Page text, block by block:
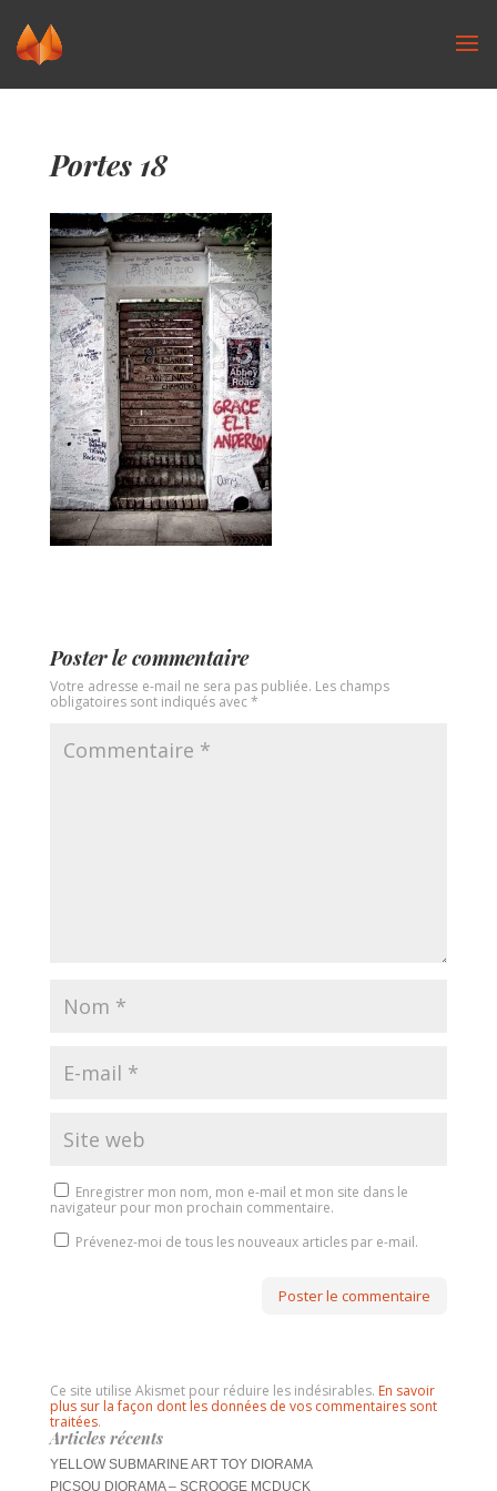
Portes 18
Poster le commentaire
Votre adresse e-mail ne sera pas publiée. Les champs
obligatoires sont indiqués avec*
Enregistrer mon nom, mon e-mail et mon site dans le
navigateur pour mon prochain commentaire.
Prévenez-moi de tous les nouveaux articles par e-mail.
Ce site utilise Akismet pour réduire les indésirables. En savoir
plus sur la façon dont les données de vos commentaires sont
traitées.
Articles récents
YELLOW SUBMARINE ART TOY DIORAMA
PICSOU DIORAMA – SCROOGE MCDUCK